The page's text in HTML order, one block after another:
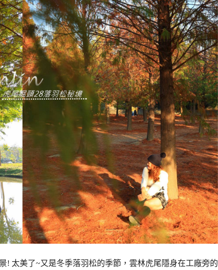
! 太美了~又是冬季落羽松的季節，雲林虎尾隱身在工廠旁的